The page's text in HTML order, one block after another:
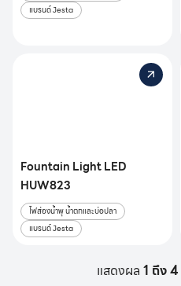
แบรนด์ Jesta
Fountain Light LED
HUW823
ไฟส่องน้ำพุ น้ำตกและบ่อปลา
แบรนด์ Jesta
แสดงผล 1 ถึง 4